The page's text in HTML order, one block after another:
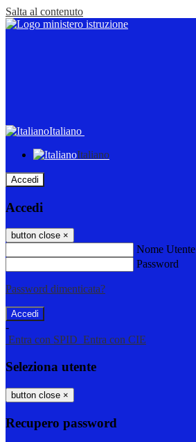
Salta al contenuto
Italiano
Italiano
Accedi
Accedi
button close ×
Nome Utente
Password
Password dimenticata?
-
Entra con SPID Entra con CIE
Seleziona utente
button close ×
Recupero password